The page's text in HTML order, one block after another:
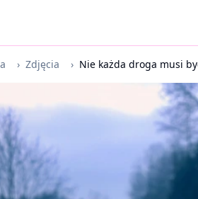
› Zdjęcia › Nie każda droga musi